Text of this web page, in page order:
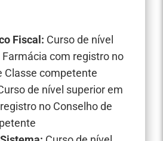
Fiscal: Curso de nível
com registro no
Classe competente
de nível superior em
no Conselho de